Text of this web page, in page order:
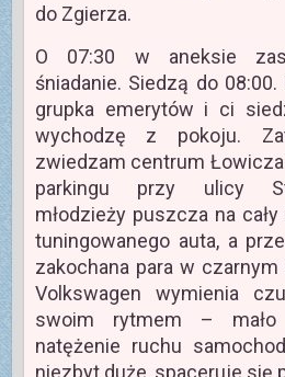
do Zgierza.
O 07:30 w aneksie
śniadanie. Siedzą do
grupka emerytów i ci
wychodzę z pokoju.
zwiedzam centrum
parkingu przy ulicy
młodzieży puszcza na
tuningowanego auta, a
zakochana para w
Volkswagen wymienia
swoim rytmem –
natężenie ruchu
niezbyt duże, spaceruje się